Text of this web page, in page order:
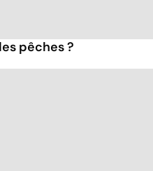
pêches ?